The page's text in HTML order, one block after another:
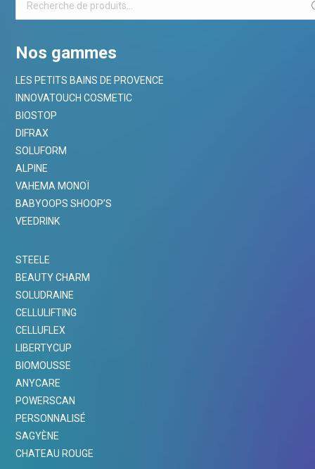
Nos gammes
LES PETITS BAINS DE PROVENCE
INNOVATOUCH COSMETIC
BIOSTOP
DIFRAX
SOLUFORM
ALPINE
VAHEMA MONOÏ
BABYOOPS SHOOP’S
VEEDRINK
STEELE
BEAUTY CHARM
SOLUDRAINE
CELLULIFTING
CELLUFLEX
LIBERTYCUP
BIOMOUSSE
ANYCARE
POWERSCAN
PERSONNALISÉ
SAGYÈNE
CHATEAU ROUGE